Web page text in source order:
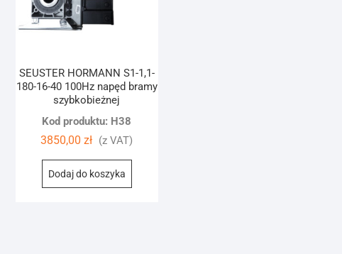
SEUSTER HORMANN S1-1,1-
180-16-40 100Hz napęd bramy
szybkobieżnej
Kod produktu: H38
3850,00zł (z VAT)
Dodaj do koszyka